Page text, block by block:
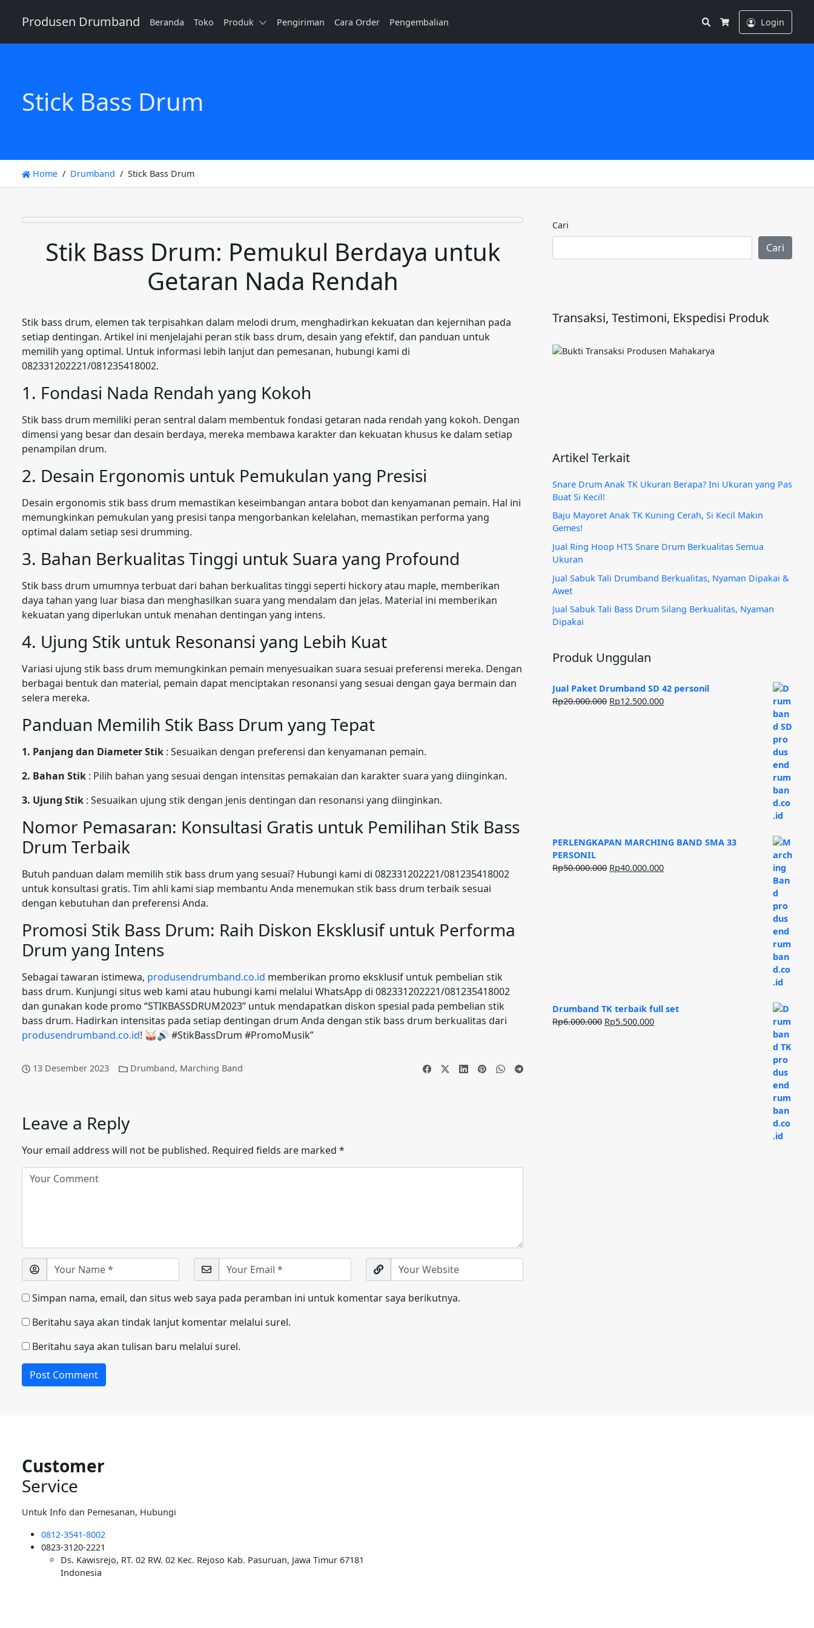
Produsen Drumband Beranda Toko Produk Pengiriman Cara Order Pengembalian
Search
Cart
Login
Stick Bass Drum
Home Drumband Stick Bass Drum
Stik Bass Drum: Pemukul Berdaya untuk
Getaran Nada Rendah
Stik bass drum, elemen tak terpisahkan dalam melodi drum, menghadirkan kekuatan dan kejernihan pada
setiap dentingan. Artikel ini menjelajahi peran stik bass drum, desain yang efektif, dan panduan untuk
memilih yang optimal. Untuk informasi lebih lanjut dan pemesanan, hubungi kami di
082331202221/081235418002.
1. Fondasi Nada Rendah yang Kokoh
Stik bass drum memiliki peran sentral dalam membentuk fondasi getaran nada rendah yang kokoh. Dengan
dimensi yang besar dan desain berdaya, mereka membawa karakter dan kekuatan khusus ke dalam setiap
penampilan drum.
2. Desain Ergonomis untuk Pemukulan yang Presisi
Desain ergonomis stik bass drum memastikan keseimbangan antara bobot dan kenyamanan pemain. Hal ini
memungkinkan pemukulan yang presisi tanpa mengorbankan kelelahan, memastikan performa yang
optimal dalam setiap sesi drumming.
3. Bahan Berkualitas Tinggi untuk Suara yang Profound
Stik bass drum umumnya terbuat dari bahan berkualitas tinggi seperti hickory atau maple, memberikan
daya tahan yang luar biasa dan menghasilkan suara yang mendalam dan jelas. Material ini memberikan
kekuatan yang diperlukan untuk menahan dentingan yang intens.
4. Ujung Stik untuk Resonansi yang Lebih Kuat
Variasi ujung stik bass drum memungkinkan pemain menyesuaikan suara sesuai preferensi mereka. Dengan
berbagai bentuk dan material, pemain dapat menciptakan resonansi yang sesuai dengan gaya bermain dan
selera mereka.
Panduan Memilih Stik Bass Drum yang Tepat
1. Panjang dan Diameter Stik : Sesuaikan dengan preferensi dan kenyamanan pemain.
2. Bahan Stik : Pilih bahan yang sesuai dengan intensitas pemakaian dan karakter suara yang diinginkan.
3. Ujung Stik : Sesuaikan ujung stik dengan jenis dentingan dan resonansi yang diinginkan.
Nomor Pemasaran: Konsultasi Gratis untuk Pemilihan Stik Bass
Drum Terbaik
Butuh panduan dalam memilih stik bass drum yang sesuai? Hubungi kami di 082331202221/081235418002
untuk konsultasi gratis. Tim ahli kami siap membantu Anda menemukan stik bass drum terbaik sesuai
dengan kebutuhan dan preferensi Anda.
Promosi Stik Bass Drum: Raih Diskon Eksklusif untuk Performa
Drum yang Intens
Sebagai tawaran istimewa, produsendrumband.co.id memberikan promo eksklusif untuk pembelian stik
bass drum. Kunjungi situs web kami atau hubungi kami melalui WhatsApp di 082331202221/081235418002
dan gunakan kode promo “STIKBASSDRUM2023” untuk mendapatkan diskon spesial pada pembelian stik
bass drum. Hadirkan intensitas pada setiap dentingan drum Anda dengan stik bass drum berkualitas dari
produsendrumband.co.id! 🥁🔊 #StikBassDrum #PromoMusik”
13 Desember 2023 Drumband, Marching Band
Leave a Reply
Your email address will not be published. Required fields are marked *
Simpan nama, email, dan situs web saya pada peramban ini untuk komentar saya berikutnya.
Beritahu saya akan tindak lanjut komentar melalui surel.
Beritahu saya akan tulisan baru melalui surel.
Cari
Cari
Transaksi, Testimoni, Ekspedisi Produk
Artikel Terkait
Snare Drum Anak TK Ukuran Berapa? Ini Ukuran yang Pas
Buat Si Kecil!
Baju Mayoret Anak TK Kuning Cerah, Si Kecil Makin
Gemes!
Jual Ring Hoop HTS Snare Drum Berkualitas Semua
Ukuran
Jual Sabuk Tali Drumband Berkualitas, Nyaman Dipakai &
Awet
Jual Sabuk Tali Bass Drum Silang Berkualitas, Nyaman
Dipakai
Produk Unggulan
Jual Paket Drumband SD 42 personil
Rp20.000.000 Harga
Rp12.500.000Harga
PERLENGKAPAN MARCHING BAND SMA 33
PERSONIL
Rp50.000.000 Harga
Rp40.000.000Harga
Drumband TK terbaik full set
Rp6.000.000 Harga
Rp5.500.000Harga
Customer
Service
Untuk Info dan Pemesanan, Hubungi
0812-3541-8002
0823-3120-2221
Ds. Kawisrejo, RT. 02 RW. 02 Kec. Rejoso Kab. Pasuruan, Jawa Timur 67181
Indonesia